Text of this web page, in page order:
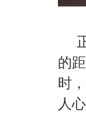
的
时
人